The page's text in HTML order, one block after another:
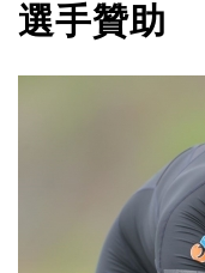
選手贊助